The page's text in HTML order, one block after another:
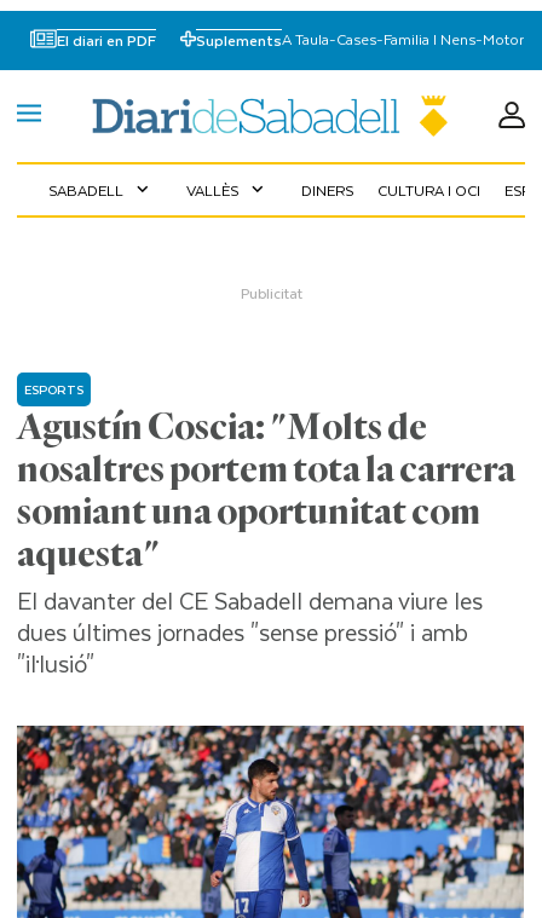
El diari en PDF SuplementsA Taula-Cases-Familia I Nens-Motor
SABADELL expand_more VALLÈS expand_more DINERS CULTURA I OCI
Agustín Coscia: "Molts de
nosaltres portem tota la carrera
somiant una oportunitat com
aquesta"
ESPORTS
El davanter del CE Sabadell demana viure les
dues últimes jornades "sense pressió" i amb
"il·lusió"